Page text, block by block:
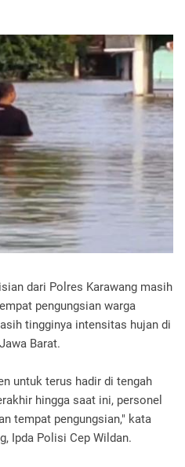
dari Polres Karawang masih
pengungsian warga
tingginya intensitas hujan di
Barat.
untuk terus hadir di tengah
hingga saat ini, personel
tempat pengungsian," kata
Ipda Polisi Cep Wildan.